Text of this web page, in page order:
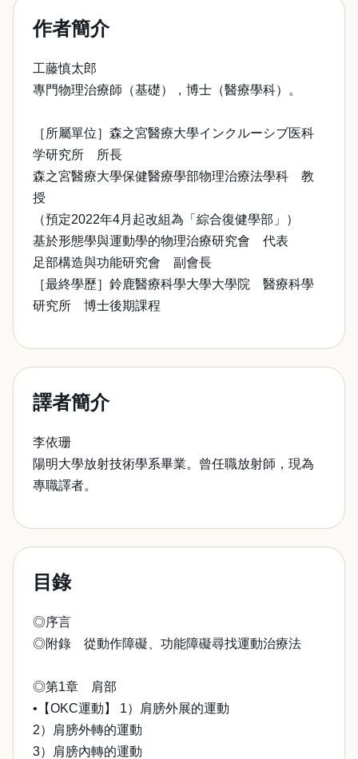
作者簡介
工藤慎太郎
專門物理治療師（基礎），博士（醫療學科）。
［所屬單位］森之宮醫療大學インクルーシブ医科
学研究所 所長
森之宮醫療大學保健醫療學部物理治療法學科 教
授
（預定2022年4月起改組為「綜合復健學部」）
基於形態學與運動學的物理治療研究會 代表
足部構造與功能研究會 副會長
［最終學歷］鈴鹿醫療科學大學大學院 醫療科學
研究所 博士後期課程
譯者簡介
李依珊
陽明大學放射技術學系畢業。曾任職放射師，現為
專職譯者。
目錄
◎序言
◎附錄 從動作障礙、功能障礙尋找運動治療法
◎第1章 肩部
•【OKC運動】 1）肩膀外展的運動
2）肩膀外轉的運動
3）肩膀內轉的運動